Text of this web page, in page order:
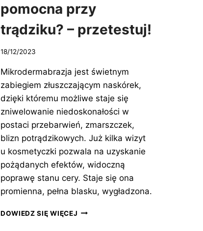
pomocna przy
trądziku? – przetestuj!
18/12/2023
Mikrodermabrazja jest świetnym
zabiegiem złuszczającym naskórek,
dzięki któremu możliwe staje się
zniwelowanie niedoskonałości w
postaci przebarwień, zmarszczek,
blizn potrądzikowych. Już kilka wizyt
u kosmetyczki pozwala na uzyskanie
pożądanych efektów, widoczną
poprawę stanu cery. Staje się ona
promienna, pełna blasku, wygładzona.
DOWIEDZ SIĘ WIĘCEJ MIKRODERMABRAZJA